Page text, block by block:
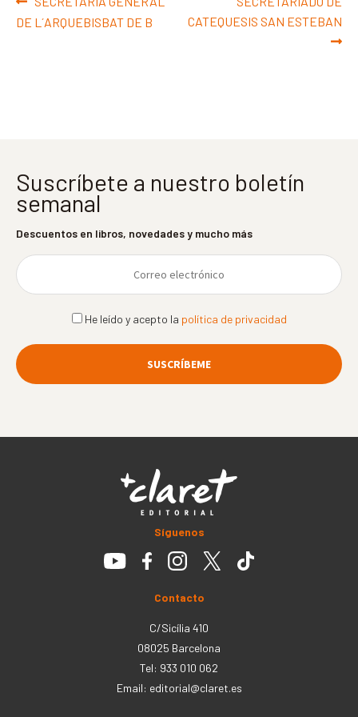
de
DE L´ARQUEBISBAT DE B
CATEQUESIS SAN ESTEBAN
Suscríbete a nuestro boletín
semanal
Descuentos en libros, novedades y mucho más
He leído y acepto la política de privacidad
Síguenos
Contacto
C/Sicília 410
08025 Barcelona
Tel: 933 010 062
Email: editorial@claret.es